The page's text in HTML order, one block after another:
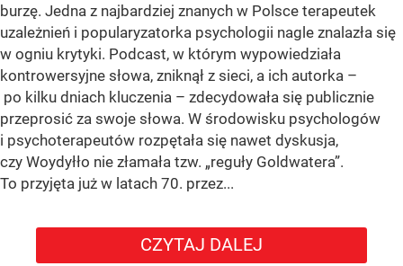
burzę. Jedna z najbardziej znanych w Polsce terapeutek
uzależnień i popularyzatorka psychologii nagle znalazła się
w ogniu krytyki. Podcast, w którym wypowiedziała
kontrowersyjne słowa, zniknął z sieci, a ich autorka –
po kilku dniach kluczenia – zdecydowała się publicznie
przeprosić za swoje słowa. W środowisku psychologów
i psychoterapeutów rozpętała się nawet dyskusja,
czy Woydyłło nie złamała tzw. „reguły Goldwatera”.
To przyjęta już w latach 70. przez...
CZYTAJ DALEJ